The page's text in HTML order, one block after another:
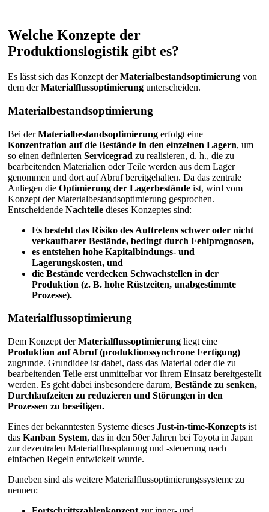
Welche Konzepte der
Produktionslogistik gibt es?
Es lässt sich das Konzept derMaterialbestandsoptimierung von
dem derMaterialflussoptimierung unterscheiden.
Materialbestandsoptimierung
Bei derMaterialbestandsoptimierung erfolgt eine
Konzentration auf die Bestände in den einzelnen Lagern, um
so einen definierten Servicegrad zu realisieren, d. h., die zu
bearbeitenden Materialien oder Teile werden aus dem Lager
genommen und dort auf Abruf bereitgehalten. Da das zentrale
Anliegen die Optimierung der Lagerbestände ist, wird vom
Konzept der Materialbestandsoptimierung gesprochen.
Entscheidende Nachteile dieses Konzeptes sind:
Es besteht das Risiko des Auftretens schwer oder nicht
verkaufbarer Bestände, bedingt durch Fehlprognosen,
es entstehen hohe Kapitalbindungs- und
Lagerungskosten, und
die Bestände verdecken Schwachstellen in der
Produktion (z. B. hohe Rüstzeiten, unabgestimmte
Prozesse).
Materialflussoptimierung
Dem Konzept derMaterialflussoptimierung liegt eine
Produktion auf Abruf (produktionssynchrone Fertigung)
zugrunde. Grundidee ist dabei, dass das Material oder die zu
bearbeitenden Teile erst unmittelbar vor ihrem Einsatz bereitgestellt
werden. Es geht dabei insbesondere darum, Bestände zu senken,
Durchlaufzeiten zu reduzieren und Störungen in den
Prozessen zu beseitigen.
Eines der bekanntesten Systeme dieses Just-in-time-Konzepts ist
das Kanban System, das in den 50er Jahren bei Toyota in Japan
zur dezentralen Materialflussplanung und -steuerung nach
einfachen Regeln entwickelt wurde.
Daneben sind als weitere Materialflussoptimierungssysteme zu
nennen: